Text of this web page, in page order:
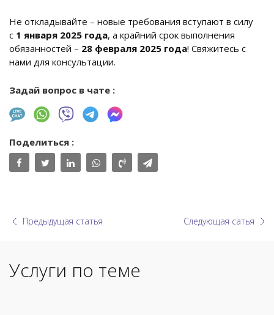
Не откладывайте – новые требования вступают в силу
с 1 января 2025 года, а крайний срок выполнения
обязанностей – 28 февраля 2025 года! Свяжитесь с
нами для консультации.
Задай вопрос в чате :
Поделиться :
Предыдущая статья Следующая сатья
Услуги по теме